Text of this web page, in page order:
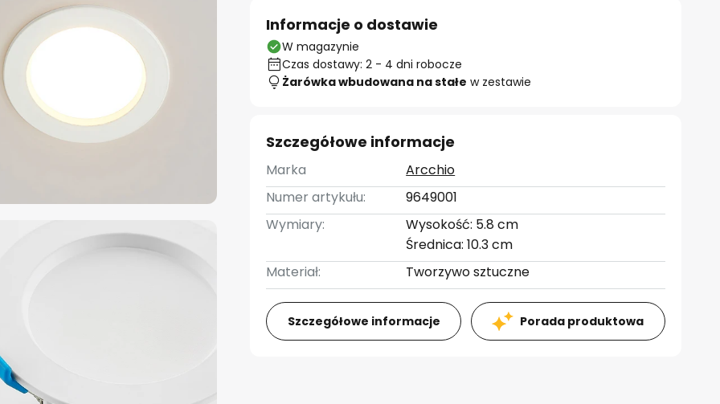
Informacje o dostawie
W magazynie
Czas dostawy: 2 - 4 dni robocze
Żarówka wbudowana na stałe w zestawie
Szczegółowe informacje
Marka
Arcchio
Numer artykułu:
9649001
Wymiary:
Wysokość: 5.8 cm
Średnica: 10.3 cm
Materiał:
Tworzywo sztuczne
Szczegółowe informacje Porada produktowa